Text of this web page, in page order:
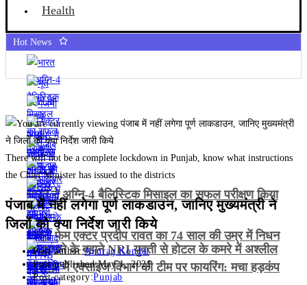
Health
Hot News
भारत ने अग्नि-4 बैलिस्टिक मिसाइल का सफल परीक्षण किया
भूत भगाने के बहाने NRI युवती से होटल के कमरे में अश्लील
हरकत
गजनी फेम एक्टर प्रदीप रावत का 74 साल की उम्र में निधन
जालंधर में एक्साइज विभाग की टीम पर फायरिंग: मचा हड़कंप
There will not be a complete lockdown in Punjab, know what instructions
the Chief Minister has issued to the districts
पंजाब में नहीं लगेगा पूर्ण लाकडाउन, जानिए मुख्यमंत्री ने
जिलों को क्या निर्देश जारी किये
Post author:Anurag Kondal
Post published:May 1, 2021
Post category:Punjab